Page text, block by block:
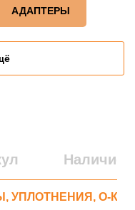
АДАПТЕРЫ
Наличие
УПЛОТНЕНИЯ, О-